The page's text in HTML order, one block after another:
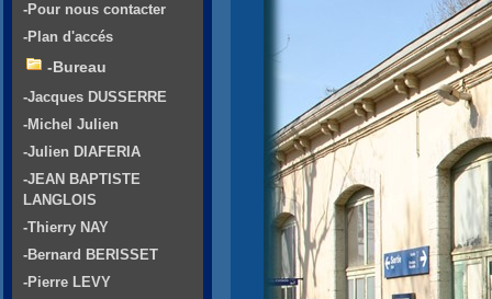
-Pour nous contacter
-Plan d'accés
-Bureau
-Jacques DUSSERRE
-Michel Julien
-Julien DIAFERIA
-JEAN BAPTISTE
LANGLOIS
-Thierry NAY
-Bernard BERISSET
-Pierre LEVY